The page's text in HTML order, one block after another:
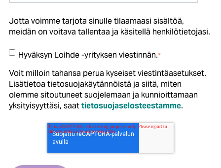
Jotta voimme tarjota sinulle tilaamaasi sisältöä,
meidän on voitava tallentaa ja käsitellä henkilötietojasi.
Hyväksyn Loihde -yrityksen viestinnän.*
Voit milloin tahansa perua kyseiset viestintäasetukset.
Lisätietoa tietosuojakäytännöistä ja siitä, miten
olemme sitoutuneet suojelemaan ja kunnioittamaan
yksityisyyttäsi, saat tietosuojaselosteestamme.